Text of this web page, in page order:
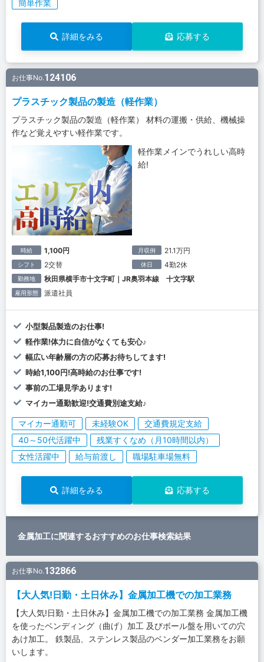
簡単作業
詳細をみる 応募する
お仕事No.124106
プラスチック製品の製造（軽作業）
プラスチック製品の製造（軽作業） 材料の運搬・供給、機械操
作など覚えやすい軽作業です。
軽作業メインでうれしい高時
給!
時給 1,100円 月収例 21.1万円
シフト 2交替 休日 4勤2休
勤務地 秋田県横手市十文字町｜JR奥羽本線 十文字駅
雇用形態 派遣社員
小型製品製造のお仕事!
軽作業!体力に自信がなくても安心♪
幅広い年齢層の方の応募お待ちしてます!
時給1,100円!高時給のお仕事です!
事前の工場見学あります!
マイカー通勤歓迎!交通費別途支給♪
マイカー通勤可 未経験OK
交通費規定支給
40～50代活躍中
残業すくなめ（月10時間以内）
女性活躍中
給与前渡し 職場駐車場無料
詳細をみる 応募する
金属加工に関連するおすすめのお仕事検索結果
お仕事No.132866
【大人気!日勤・土日休み】金属加工機での加工業務
【大人気!日勤・土日休み】金属加工機での加工業務 金属加工機
を使ったベンディング（曲げ）加工 及びボール盤を用いての穴
あけ加工。 鉄製品、ステンレス製品のベンダー加工業務をお願
いします。